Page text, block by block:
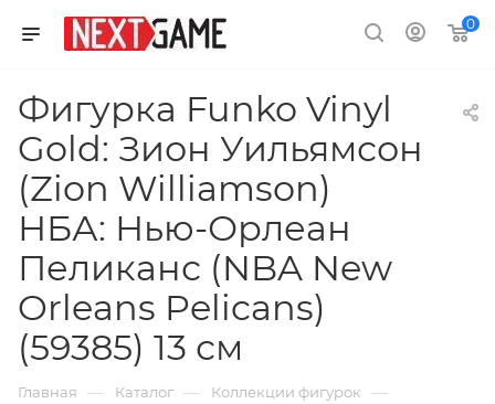
0
Фигурка Funko Vinyl
Gold: Зион Уильямсон
(Zion Williamson)
НБА: Нью-Орлеан
Пеликанс (NBA New
Orleans Pelicans)
(59385) 13 см
Главная — Каталог — Коллекции фигурок —